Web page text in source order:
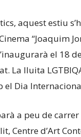
aquest estiu
“Joaquim
el 18
La lluita
Dia
a peu de
Centre d’Art